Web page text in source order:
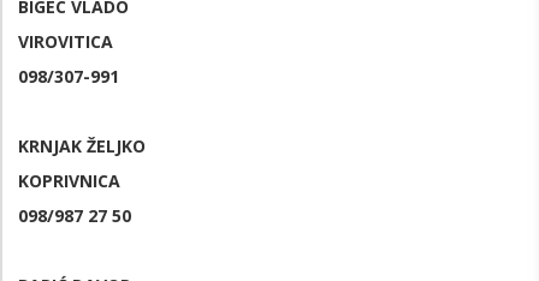
BIGEC VLADO
VIROVITICA
098/307-991
KRNJAK ŽELJKO
KOPRIVNICA
098/987 27 50